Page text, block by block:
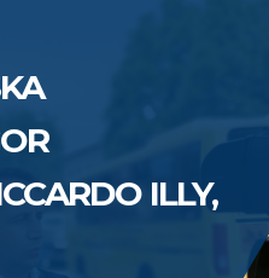
ILLY,